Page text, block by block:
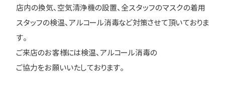
店内の換気、空気清浄機の設置、全スタッフのマスクの着用
スタッフの検温、アルコール消毒など対策させて頂いておりま
す。
ご来店のお客様には検温、アルコール消毒の
ご協力をお願いいたしております。